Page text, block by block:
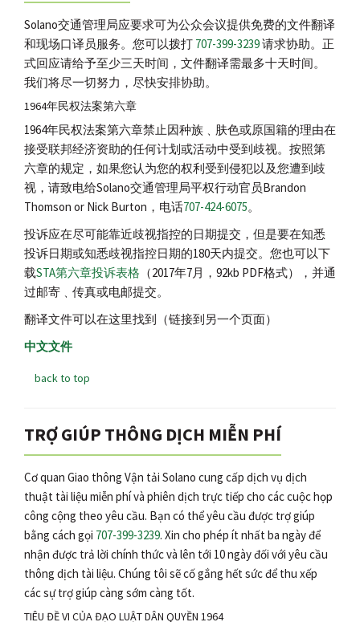
Solano交通管理局应要求可为公众会议提供免费的文件翻译
和现场口译员服务。您可以拨打 707-399-3239请求协助。正
式回应请给予至少三天时间，文件翻译需最多十天时间。
我们将尽一切努力，尽快安排协助。
1964年民权法案第六章
1964年民权法案第六章禁止因种族﹑肤色或原国籍的理由在
接受联邦经济资助的任何计划或活动中受到歧视。按照第
六章的规定，如果您认为您的权利受到侵犯以及您遭到歧
视，请致电给Solano交通管理局平权行动官员Brandon
Thomson or Nick Burton，电话707-424-6075。
投诉应在尽可能靠近歧视指控的日期提交，但是要在知悉
投诉日期或知悉歧视指控日期的180天内提交。您也可以下
载STA第六章投诉表格 （2017年7月，92kb PDF格式），并通
过邮寄﹑传真或电邮提交。
翻译文件可以在这里找到（链接到另一个页面）
中文文件
back to top
TRỢ GIÚP THÔNG DỊCH MIỄN PHÍ
Cơ quan Giao thông Vận tải Solano cung cấp dịch vụ dịch
thuật tài liệu miễn phí và phiên dịch trực tiếp cho các cuộc họp
công cộng theo yêu cầu. Bạn có thể yêu cầu được trợ giúp
bằng cách gọi 707-399-3239. Xin cho phép ít nhất ba ngày để
nhận được trả lời chính thức và lên tới 10 ngày đối với yêu cầu
thông dịch tài liệu. Chúng tôi sẽ cố gắng hết sức để thu xếp
các sự trợ giúp càng sớm càng tốt.
TIÊU ĐỀ VI CỦA ĐẠO LUẬT DÂN QUYỀN 1964